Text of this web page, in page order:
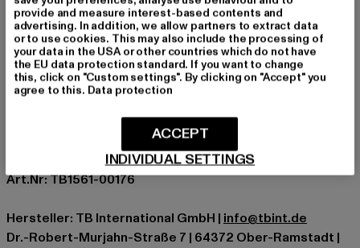
Anlass: Alltag, Freizeit, Lässig, Basic
Ausschnitt: Rundhals
Ärmelart: Kurzarm
Schnitt: Lang
Marke: Urban Classics
Kat.: Tall Tees
Materialzusammensetzung: 100% Baumwolle
Art.Nr: TB1561-00176
Hersteller: TB International GmbH | info@tbint.de
Dr.-Robert-Murjahn-Straße 7 | 64372 Ober-Ramstadt |
provide and measure interest-based contents and
advertising. In addition, we allow partners to extract data
or to use cookies. This may also include the processing of
your data in the USA or other countries which do not have
the EU data protection standard. If you want to change
this, click on "Custom settings". By clicking on "Accept" you
agree to this. Data protection
INDIVIDUAL SETTINGS
ACCEPT